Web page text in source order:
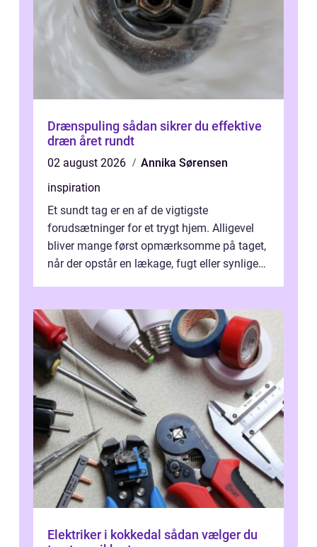
Drænspuling sådan sikrer du effektive
dræn året rundt
02 august 2026
Annika Sørensen
inspiration
Et sundt tag er en af de vigtigste
forudsætninger for et trygt hjem. Alligevel
bliver mange først opmærksomme på taget,
når der opstår en lækage, fugt eller synlige
Elektriker i kokkedal sådan vælger du